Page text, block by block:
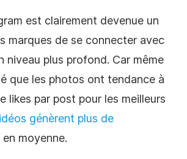
est clairement devenue un
marques de se connecter avec
niveau plus profond. Car même
que les photos ont tendance à
likes par post pour les meilleurs
génèrent plus de
en moyenne.